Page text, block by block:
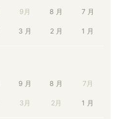
9月 8 月 7 月
3 月 2 月 1 月
9 月 8 月 7月
3月 2月 1 月